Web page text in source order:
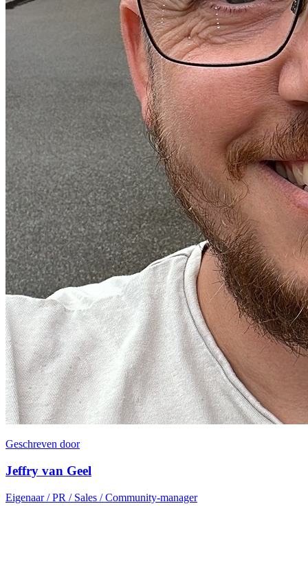
Geschreven door
Jeffry van Geel
Eigenaar / PR / Sales / Community-manager